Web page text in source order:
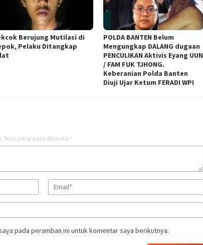
Berujung Mutilasi di
Pelaku Ditangkap
POLDA BANTEN Belum
Mengungkap DALANG dugaan
PENCULIKAN Aktivis Eyang UUN
/ FAM FUK TJHONG.
Keberanian Polda Banten
Diuji Ujar Ketum FERADI WPI
Ruas yang wajib ditandai *
pada peramban ini untuk komentar saya berikutnya.